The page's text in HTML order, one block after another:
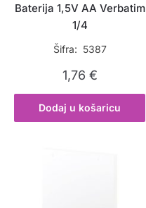
Baterija 1,5V AA Verbatim
1/4
Šifra: 5387
1,76 €
Dodaj u košaricu